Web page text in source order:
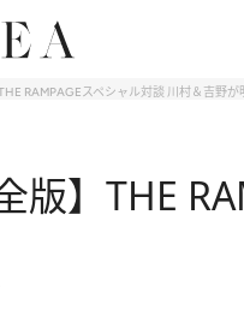
RAMPAGEスペシャル対談 川村＆吉野が
全版】THE